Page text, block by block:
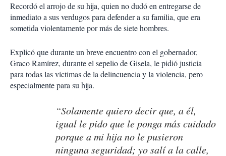
Recordó el arrojo de su hija, quien no dudó en entregarse de
inmediato a sus verdugos para defender a su familia, que era
sometida violentamente por más de siete hombres.
Explicó que durante un breve encuentro con el gobernador,
Graco Ramírez, durante el sepelio de Gisela, le pidió justicia
para todas las víctimas de la delincuencia y la violencia, pero
especialmente para su hija.
“Solamente quiero decir que, a él,
igual le pido que le ponga más cuidado
porque a mi hija no le pusieron
ninguna seguridad; yo salí a la calle,